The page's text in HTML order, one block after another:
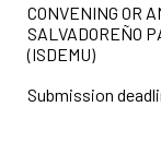
CONVENING OR
SALVADOREÑO
(ISDEMU)
Submission